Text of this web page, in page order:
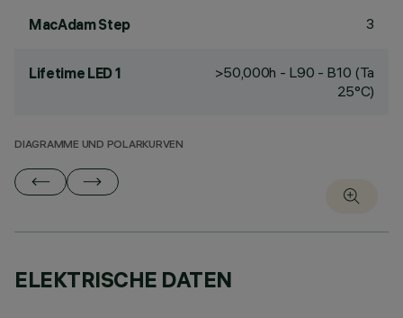
MacAdam Step 3
Lifetime LED 1
>50,000h - L90 - B10 (Ta
25°C)
DIAGRAMME UND POLARKURVEN
ELEKTRISCHE DATEN